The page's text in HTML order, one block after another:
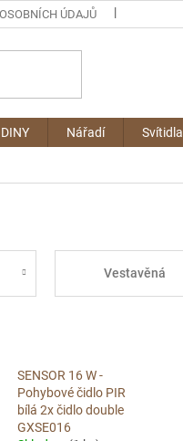
ÚDAJŮ
Nářadí Svítidla
Vestavěná
SENSOR 16 W -
Pohybové čidlo PIR
bílá 2x čidlo double
GXSE016